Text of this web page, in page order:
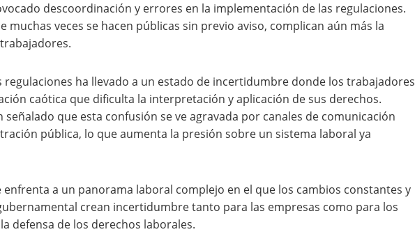
descoordinación y errores en la implementación de las regulaciones.
muchas veces se hacen públicas sin previo aviso, complican aún más la
regulaciones ha llevado a un estado de incertidumbre donde los trabajadores
caótica que dificulta la interpretación y aplicación de sus derechos.
señalado que esta confusión se ve agravada por canales de comunicación
pública, lo que aumenta la presión sobre un sistema laboral ya
enfrenta a un panorama laboral complejo en el que los cambios constantes y
crean incertidumbre tanto para las empresas como para los
defensa de los derechos laborales.